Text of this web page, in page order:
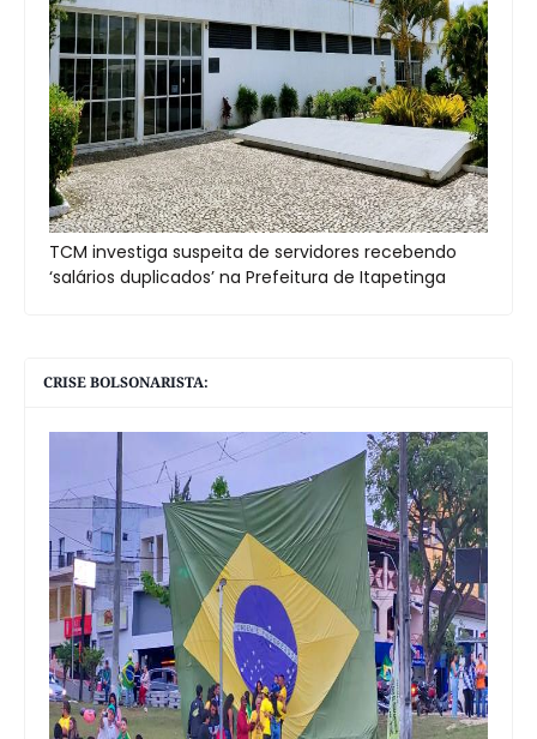
TCM investiga suspeita de servidores recebendo
‘salários duplicados’ na Prefeitura de Itapetinga
CRISE BOLSONARISTA: